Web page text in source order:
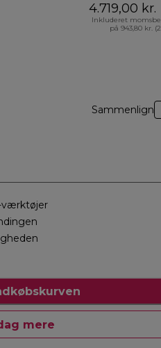
4.719,00 kr.
Inkluderet
på 943,80 kr.
Sammenlign
værktøjer
mere